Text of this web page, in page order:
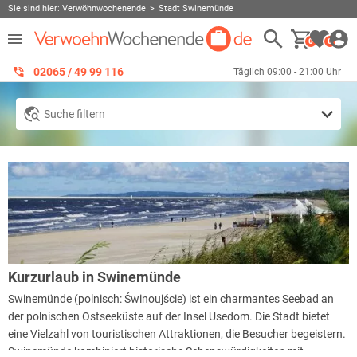
Sie sind hier: Verwöhnwochenende Stadt Swinemünde
0 0
02065 / 49 ‌99 116 Täglich 09:00 - 21:00 Uhr
Suche filtern
Kurzurlaub in Swinemünde
Swinemünde (polnisch: Świnoujście) ist ein charmantes Seebad an
der polnischen Ostseeküste auf der Insel Usedom. Die Stadt bietet
eine Vielzahl von touristischen Attraktionen, die Besucher begeistern.
Swinemünde kombiniert historische Sehenswürdigkeiten mit